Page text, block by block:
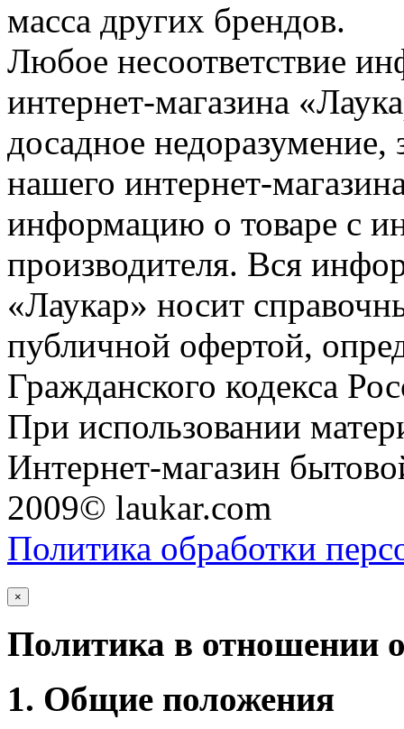
масса других брендов.
Любое несоответствие
интернет-магазина
досадное недоразумение,
нашего интернет-
информацию о товаре с
производителя. Вся
«Лаукар» носит
публичной офертой,
Гражданского кодекса
При использовании
Интернет-магазин
2009© laukar.com
Политика обработки
×
Политика в отношении
1. Общие положения